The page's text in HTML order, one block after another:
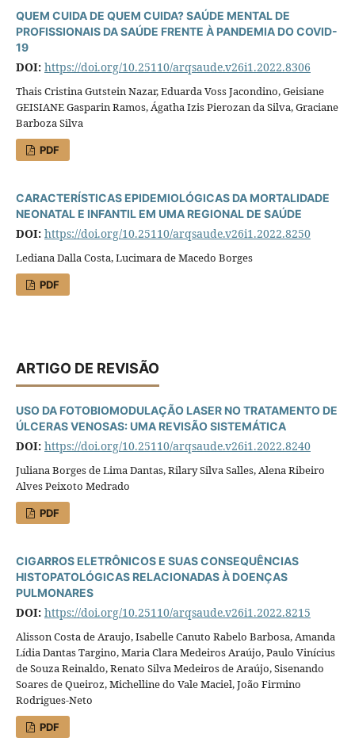
QUEM CUIDA DE QUEM CUIDA? SAÚDE MENTAL DE
PROFISSIONAIS DA SAÚDE FRENTE À PANDEMIA DO COVID-
19
DOI: https://doi.org/10.25110/arqsaude.v26i1.2022.8306
Thais Cristina Gutstein Nazar, Eduarda Voss Jacondino, Geisiane
GEISIANE Gasparin Ramos, Ágatha Izis Pierozan da Silva, Graciane
Barboza Silva
PDF
CARACTERÍSTICAS EPIDEMIOLÓGICAS DA MORTALIDADE
NEONATAL E INFANTIL EM UMA REGIONAL DE SAÚDE
DOI: https://doi.org/10.25110/arqsaude.v26i1.2022.8250
Lediana Dalla Costa, Lucimara de Macedo Borges
PDF
ARTIGO DE REVISÃO
USO DA FOTOBIOMODULAÇÃO LASER NO TRATAMENTO DE
ÚLCERAS VENOSAS: UMA REVISÃO SISTEMÁTICA
DOI: https://doi.org/10.25110/arqsaude.v26i1.2022.8240
Juliana Borges de Lima Dantas, Rilary Silva Salles, Alena Ribeiro
Alves Peixoto Medrado
PDF
CIGARROS ELETRÔNICOS E SUAS CONSEQUÊNCIAS
HISTOPATOLÓGICAS RELACIONADAS À DOENÇAS
PULMONARES
DOI: https://doi.org/10.25110/arqsaude.v26i1.2022.8215
Alisson Costa de Araujo, Isabelle Canuto Rabelo Barbosa, Amanda
Lídia Dantas Targino, Maria Clara Medeiros Araújo, Paulo Vinícius
de Souza Reinaldo, Renato Silva Medeiros de Araújo, Sisenando
Soares de Queiroz, Michelline do Vale Maciel, João Firmino
Rodrigues-Neto
PDF